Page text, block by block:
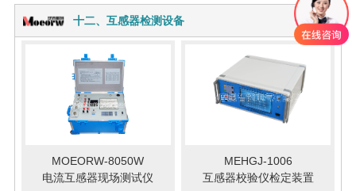
十二、互感器检测设备
MOEORW-8050W
电流互感器现场测试仪
MEHGJ-1006
互感器校验仪检定装置